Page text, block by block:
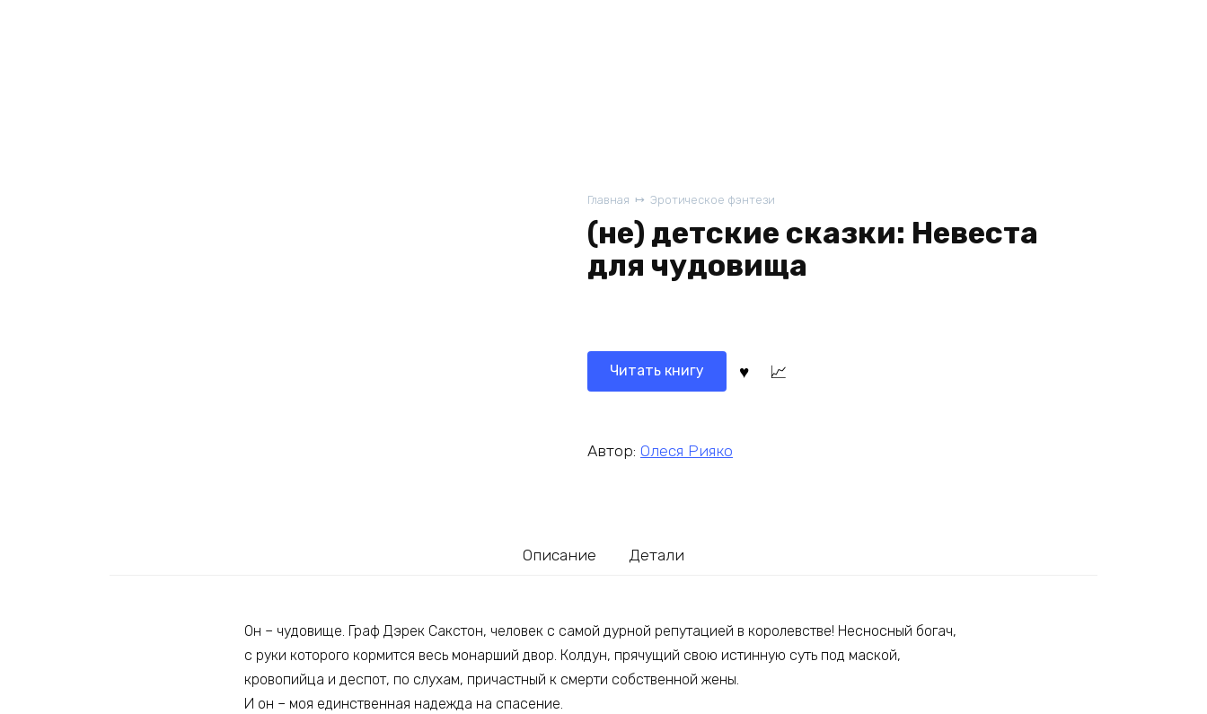
Главная Эротическое фэнтези
(не) детские сказки: Невеста
для чудовища
Читать книгу
Автор: Олеся Рияко
Описание Детали
Он – чудовище. Граф Дэрек Сакстон, человек с самой дурной репутацией в королевстве! Несносный богач,
с руки которого кормится весь монарший двор. Колдун, прячущий свою истинную суть под маской,
кровопийца и деспот, по слухам, причастный к смерти собственной жены.
И он – моя единственная надежда на спасение.